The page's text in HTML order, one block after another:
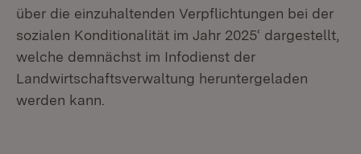
über die einzuhaltenden Verpflichtungen bei der
sozialen Konditionalität im Jahr 2025‘ dargestellt,
welche demnächst im Infodienst der
Landwirtschaftsverwaltung heruntergeladen
werden kann.